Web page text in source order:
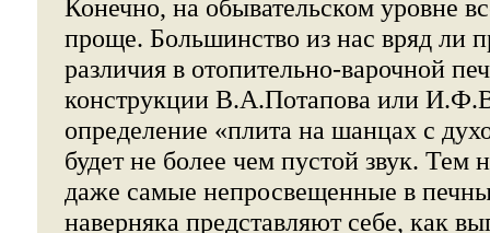
Конечно, на обывательском уровне
проще. Большинство из нас вряд ли
различия в отопительно-варочной
конструкции В.А.Потапова или
определение «плита на шанцах с
будет не более чем пустой звук. Тем
даже самые непросвещенные в
наверняка представляют себе, как